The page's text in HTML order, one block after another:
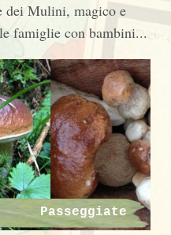
dei Mulini, magico e
famiglie con bambini...
Passeggiate